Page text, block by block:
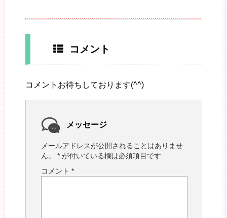
コメント
コメントお待ちしております(^^)
メッセージ
メールアドレスが公開されることはありませ
ん。
* が付いている欄は必須項目です
コメント *